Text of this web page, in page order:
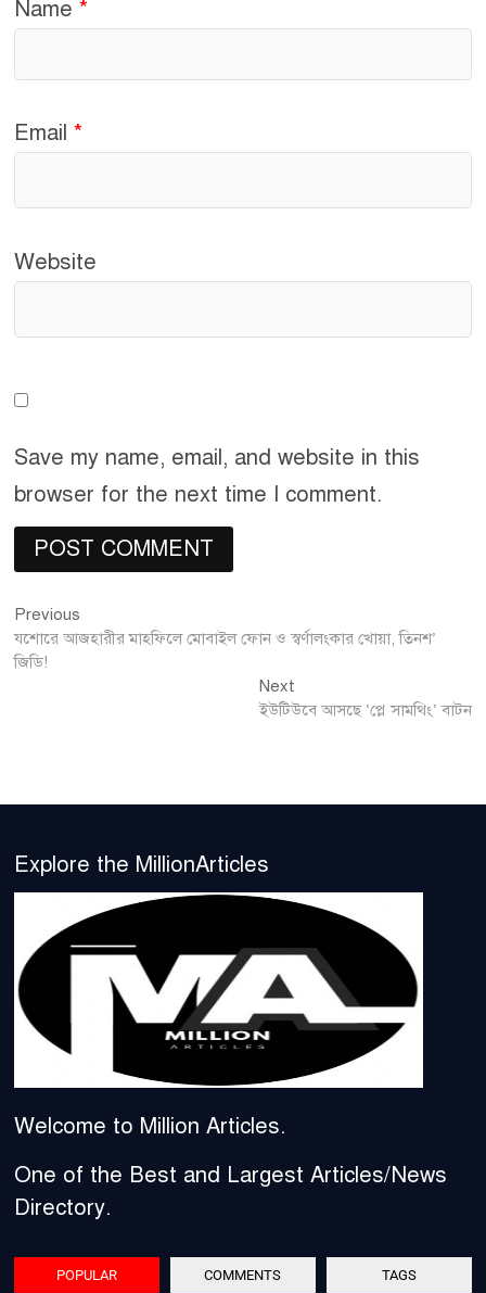
Name*
Email*
Website
Save my name, email, and website in this
browser for the next time I comment.
Post
navigation
Previous
post:
যশোরে আজহারীর মাহফিলে মোবাইল ফোন ও স্বর্ণালংকার খোয়া, তিনশ’
জিডি!
NextNext
post:
ইউটিউবে আসছে ‘প্লে সামথিং’ বাটন
Explore the MillionArticles
Welcome to Million Articles.
One of the Best and Largest Articles/News
Directory.
POPULAR COMMENTS TAGS